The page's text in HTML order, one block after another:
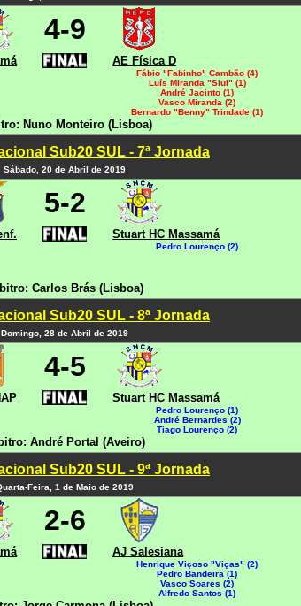
4-9
AE Física D
Fábio "Fabinho" Cambão (4)
Luís Miranda "Siul" (1)
André Jacinto (1)
Vasco Miranda (2)
Bernardo "Benny" Trindade (1)
Nuno Monteiro (Lisboa)
Sub20 SUL - 7ª Jornada
Sábado, 20 de Abril de 2019
5-2
Stuart HC Massamá
Pedro Lourenço (2)
Carlos Brás (Lisboa)
Sub20 SUL - 8ª Jornada
Domingo, 28 de Abril de 2019
4-5
Stuart HC Massamá
Pedro Lourenço (1)
André Bernardes (2)
Tiago Lourenço (2)
André Portal (Aveiro)
Sub20 SUL - 9ª Jornada
Feira, 1 de Maio de 2019
2-6
AJ Salesiana
Henrique Viçoso "Viças" (2)
Pedro Bandeira (1)
Vasco Soares (2)
Alfredo Santos (1)